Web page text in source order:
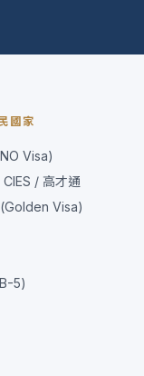
國家
Visa)
CIES / 高才通
Visa)
5)